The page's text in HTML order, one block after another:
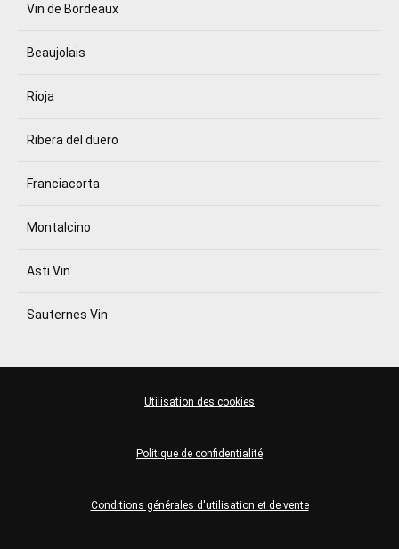
Vin de Bordeaux
Beaujolais
Rioja
Ribera del duero
Franciacorta
Montalcino
Asti Vin
Sauternes Vin
Conditions générales d'utilisation et de vente
Politique de confidentialité
Utilisation des cookies